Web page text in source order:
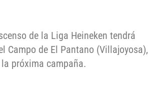
de la Liga Heineken tendrá
Campo de El Pantano (Villajoyosa),
próxima campaña.